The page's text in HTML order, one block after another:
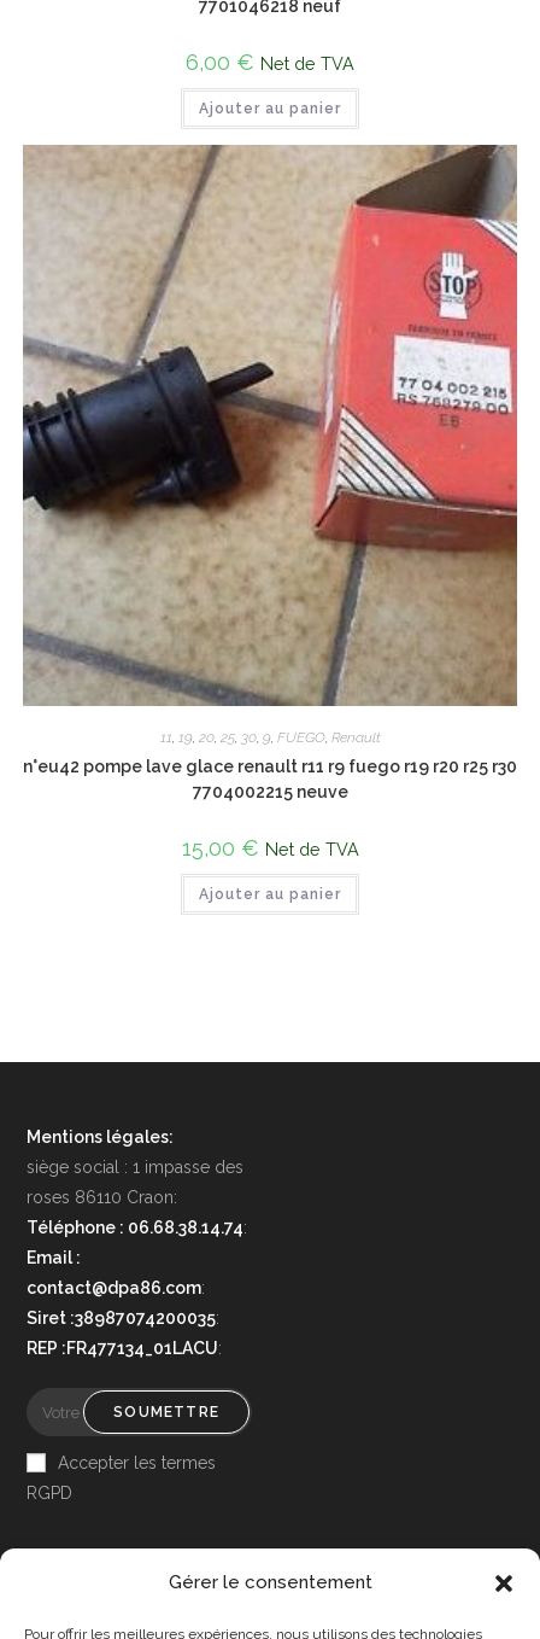
Gérer le consentement
Pour offrir les meilleures expériences, nous utilisons des technologies
7701046218 neuf
6,00 € Net de TVA
Ajouter au panier
11 19 20, 25, 30, 9 FUEGO, Renault
n°eu42 pompe lave glace renault r11 r9 fuego r19 r20 r25 r30
7704002215 neuve
15,00 € Net de TVA
Ajouter au panier
Mentions légales:
siège social : 1 impasse des
roses 86110 Craon:
Téléphone : 06.68.38.14.74:
Email :
contact@dpa86.com:
Siret :38987074200035:
REP :FR477134_01LACU:
SOUMETTRE
Accepter les termes
RGPD